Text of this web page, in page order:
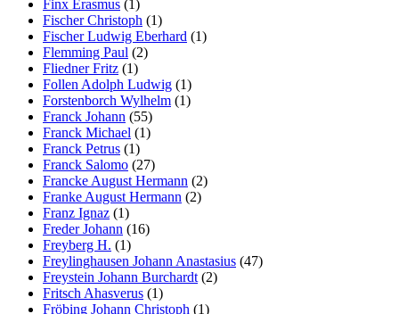
Finx Erasmus (1)
Fischer Christoph (1)
Fischer Ludwig Eberhard (1)
Flemming Paul (2)
Fliedner Fritz (1)
Follen Adolph Ludwig (1)
Forstenborch Wylhelm (1)
Franck Johann (55)
Franck Michael (1)
Franck Petrus (1)
Franck Salomo (27)
Francke August Hermann (2)
Franke August Hermann (2)
Franz Ignaz (1)
Freder Johann (16)
Freyberg H. (1)
Freylinghausen Johann Anastasius (47)
Freystein Johann Burchardt (2)
Fritsch Ahasverus (1)
Fröbing Johann Christoph (1)